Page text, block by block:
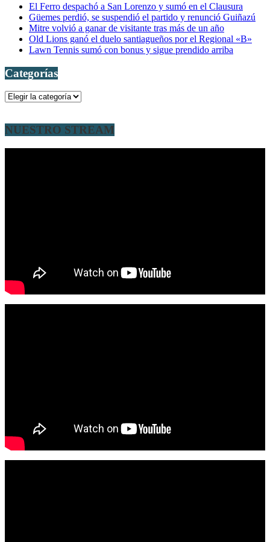
El Ferro despachó a San Lorenzo y sumó en el Clausura
Güemes perdió, se suspendió el partido y renunció Guiñazú
Mitre volvió a ganar de visitante tras más de un año
Old Lions ganó el duelo santiagueños por el Regional «B»
Lawn Tennis sumó con bonus y sigue prendido arriba
Categorías
Categorías
NUESTRO STREAM